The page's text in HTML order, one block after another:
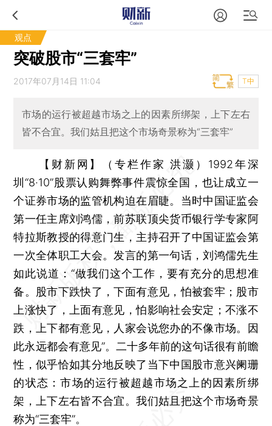
观点
突破股市“三套牢”
2017年07月14日 11:04 T中
市场的运行被超越市场之上的因素所绑架，上下左右
皆不合宜。我们姑且把这个市场奇景称为“三套牢”
【财新网】（专栏作家 洪灏） 1992年深
圳“8·10”股票认购舞弊事件震惊全国，也让成立一
个证券市场的监管机构迫在眉睫。当时中国证监会
第一任主席刘鸿儒，前苏联顶尖货币银行学专家阿
特拉斯教授的得意门生，主持召开了中国证监会第
一次全体职工大会。发言的第一句话，刘鸿儒先生
如此说道：“做我们这个工作，要有充分的思想准
备。股市下跌快了，下面有意见，怕被套牢；股市
上涨快了，上面有意见，怕影响社会安定；不涨不
跌，上下都有意见，人家会说您办的不像市场。因
此永远都会有意见”。二十多年前的这句话很有前瞻
性，似乎恰如其分地反映了当下中国股市意兴阑珊
的状态：市场的运行被超越市场之上的因素所绑
架，上下左右皆不合宜。我们姑且把这个市场奇景
称为“三套牢”。